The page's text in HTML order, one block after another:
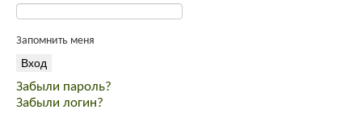
Щенки тибетского мастифа
Индейка от производителя
продам мясо кролика премиум класса
спас от вздутия живота
корма для интенсивного выращивания
Запомнить меня
Забыли пароль?
Забыли логин?